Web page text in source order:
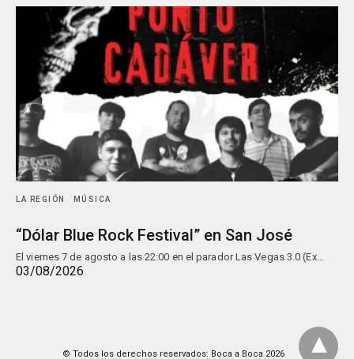
LA REGIÓN MÚSICA
“Dólar Blue Rock Festival” en San José
El viernes 7 de agosto a las 22:00 en el parador Las Vegas 3.0 (Ex…
03/08/2026
© Todos los derechos reservados: Boca a Boca 2026